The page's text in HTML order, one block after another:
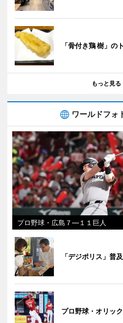
「骨付き鶏 樹」の
もっと見る
ワールドフォ
プロ野球・広島７―１１巨人
「デジポリス」普
プロ野球・オリッ